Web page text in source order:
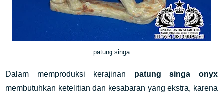
patung singa
Dalam memproduksi kerajinan patung singa onyx
membutuhkan ketelitian dan kesabaran yang ekstra, karena